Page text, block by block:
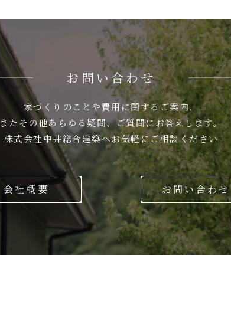
お問い合わせ
家づくりのことや費用に関するご案内、
またその他あらゆる疑問、ご質問にお答えします。
株式会社中井総合建築へお気軽にご相談ください
会社概要 お問い合わせ